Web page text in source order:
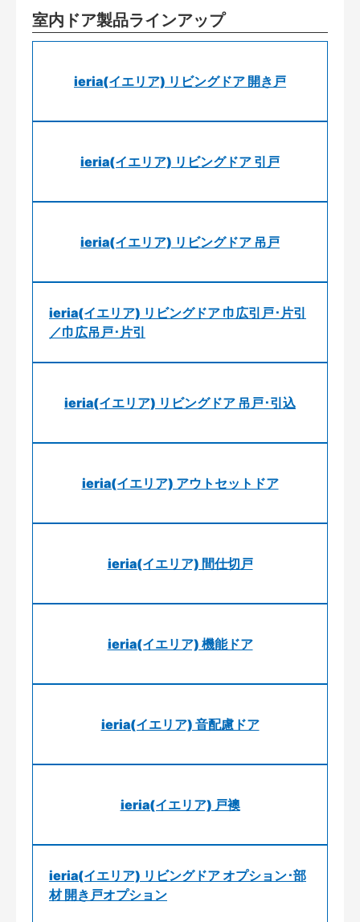
室内ドア製品ラインアップ
ieria(イエリア) リビングドア 開き戸
ieria(イエリア) リビングドア 引戸
ieria(イエリア) リビングドア 吊戸
ieria(イエリア) リビングドア 巾広引戸･片引
／巾広吊戸･片引
ieria(イエリア) リビングドア 吊戸･引込
ieria(イエリア) アウトセットドア
ieria(イエリア) 間仕切戸
ieria(イエリア) 機能ドア
ieria(イエリア) 音配慮ドア
ieria(イエリア) 戸襖
ieria(イエリア) リビングドア オプション･部
材 開き戸オプション